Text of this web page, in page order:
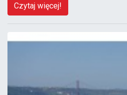
Czytaj więcej!